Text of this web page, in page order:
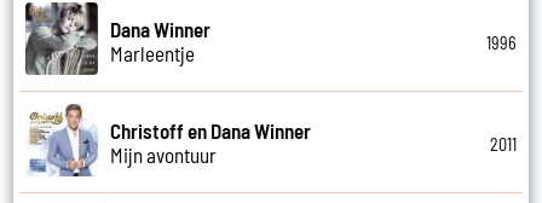
Dana Winner
Marleentje
1996
Christoff en Dana Winner
Mijn avontuur
2011